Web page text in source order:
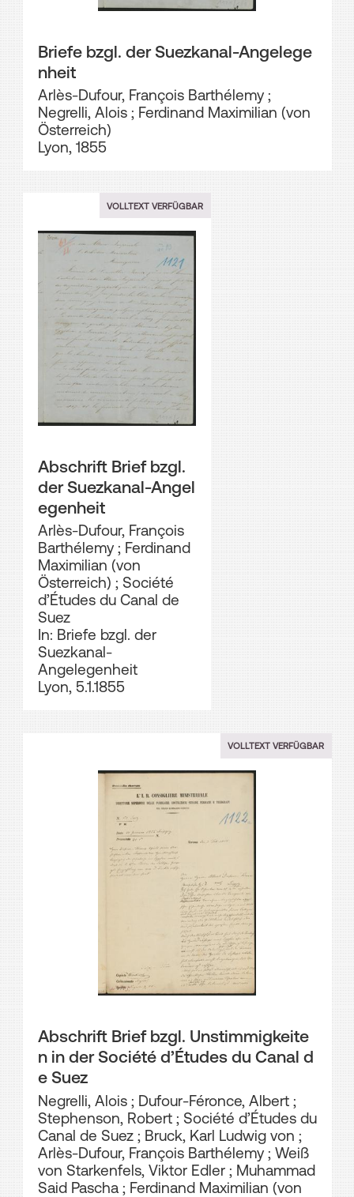
Briefe bzgl. der Suezkanal-Angelege
nheit
Arlès-Dufour, François Barthélemy;
Negrelli, Alois; Ferdinand Maximilian (von
Österreich)
Lyon, 1855
VOLLTEXT VERFÜGBAR
Abschrift Brief bzgl.
der Suezkanal-Angel
egenheit
Arlès-Dufour, François
Barthélemy; Ferdinand
Maximilian (von
Österreich) ; Société
d’Études du Canal de
Suez
In: Briefe bzgl. der
Suezkanal-
Angelegenheit
Lyon, 5.1.1855
VOLLTEXT VERFÜGBAR
Abschrift Brief bzgl. Unstimmigkeite
n in der Société d’Études du Canal d
e Suez
Negrelli, Alois; Dufour-Féronce, Albert;
Stephenson, Robert; Société d’Études du
Canal de Suez; Bruck, Karl Ludwig von ;
Arlès-Dufour, François Barthélemy; Weiß
von Starkenfels, Viktor Edler; Muhammad
Said Pascha; Ferdinand Maximilian (von